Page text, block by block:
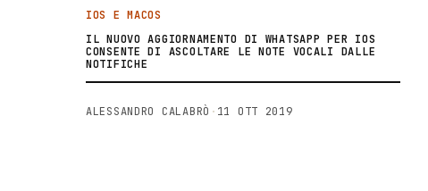
IOS E MACOS
IL NUOVO AGGIORNAMENTO DI WHATSAPP PER IOS
CONSENTE DI ASCOLTARE LE NOTE VOCALI DALLE
NOTIFICHE
ALESSANDRO CALABRÒ · 11 OTT 2019